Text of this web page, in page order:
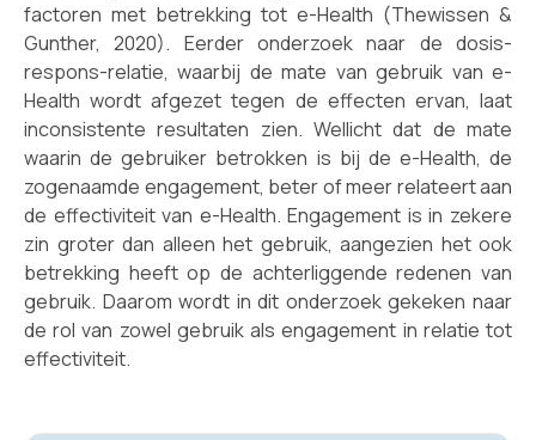
factoren met betrekking tot e-Health (Thewissen &
Gunther, 2020). Eerder onderzoek naar de dosis-
respons-relatie, waarbij de mate van gebruik van e-
Health wordt afgezet tegen de effecten ervan, laat
inconsistente resultaten zien. Wellicht dat de mate
waarin de gebruiker betrokken is bij de e-Health, de
zogenaamde engagement, beter of meer relateert aan
de effectiviteit van e-Health. Engagement is in zekere
zin groter dan alleen het gebruik, aangezien het ook
betrekking heeft op de achterliggende redenen van
gebruik. Daarom wordt in dit onderzoek gekeken naar
de rol van zowel gebruik als engagement in relatie tot
effectiviteit.